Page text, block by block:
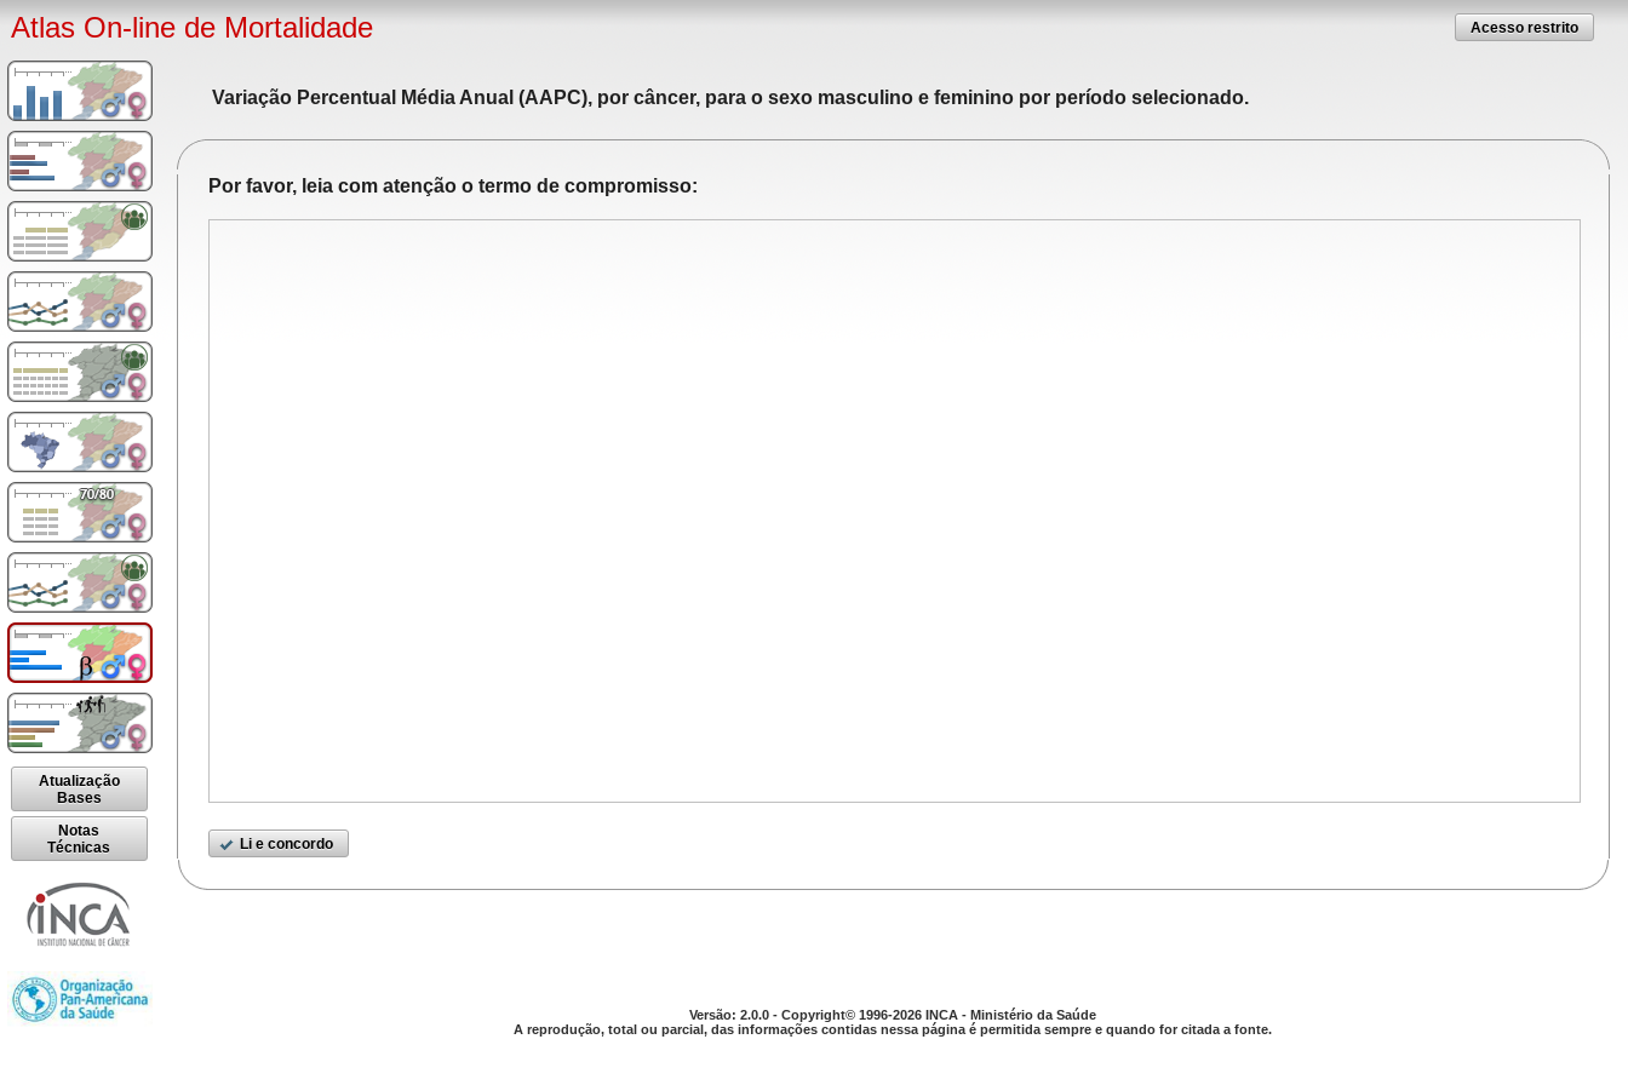
Atlas On-line de Mortalidade Acesso restrito
Atualização
Bases
Notas
Técnicas
Variação Percentual Média Anual (AAPC), por câncer, para o sexo masculino e feminino por período selecionado.
Por favor, leia com atenção o termo de compromisso:
Li e concordo
Versão: 2.0.0 - Copyright© 1996-2026 INCA - Ministério da Saúde
A reprodução, total ou parcial, das informações contidas nessa página é permitida sempre e quando for citada a fonte.